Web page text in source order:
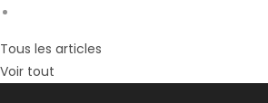
Tous les articles
Voir tout